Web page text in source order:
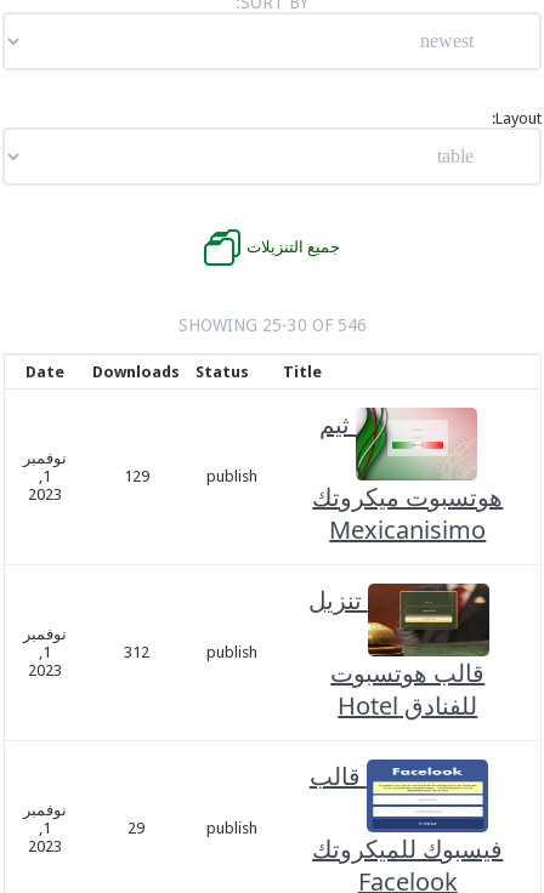
Layout:
جميع التنزيلات
SHOWING 25-30 OF 546
Title
Status
Downloads
Date
ثيم
هوتسبوت ميكروتك
Mexicanisimo
publish
129
نوفمبر
1,
2023
تنزيل
قالب هوتسبوت
للفنادق Hotel
publish
312
نوفمبر
1,
2023
قالب
فيسبوك للميكروتك
Facelook
publish
29
نوفمبر
1,
2023